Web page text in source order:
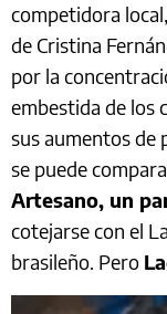
competidora
de Cristina
por la
embestida de los
sus aumentos de
se puede
Artesano, un
cotejarse con el
brasileño. Pero